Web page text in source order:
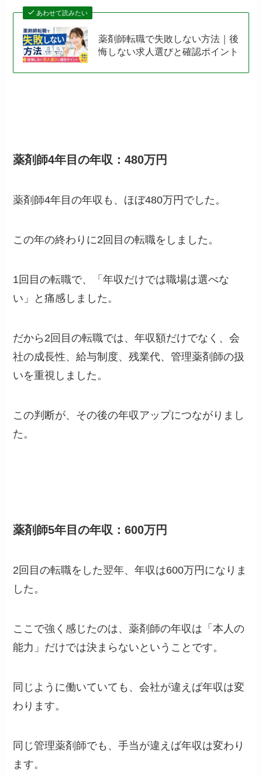
あわせて読みたい
薬剤師転職で失敗しない方法｜後
悔しない求人選びと確認ポイント
薬剤師4年目の年収：480万円
薬剤師4年目の年収も、ほぼ480万円でした。
この年の終わりに2回目の転職をしました。
1回目の転職で、「年収だけでは職場は選べな
い」と痛感しました。
だから2回目の転職では、年収額だけでなく、会
社の成長性、給与制度、残業代、管理薬剤師の扱
いを重視しました。
この判断が、その後の年収アップにつながりまし
た。
薬剤師5年目の年収：600万円
2回目の転職をした翌年、年収は600万円になりま
した。
ここで強く感じたのは、薬剤師の年収は「本人の
能力」だけでは決まらないということです。
同じように働いていても、会社が違えば年収は変
わります。
同じ管理薬剤師でも、手当が違えば年収は変わり
ます。